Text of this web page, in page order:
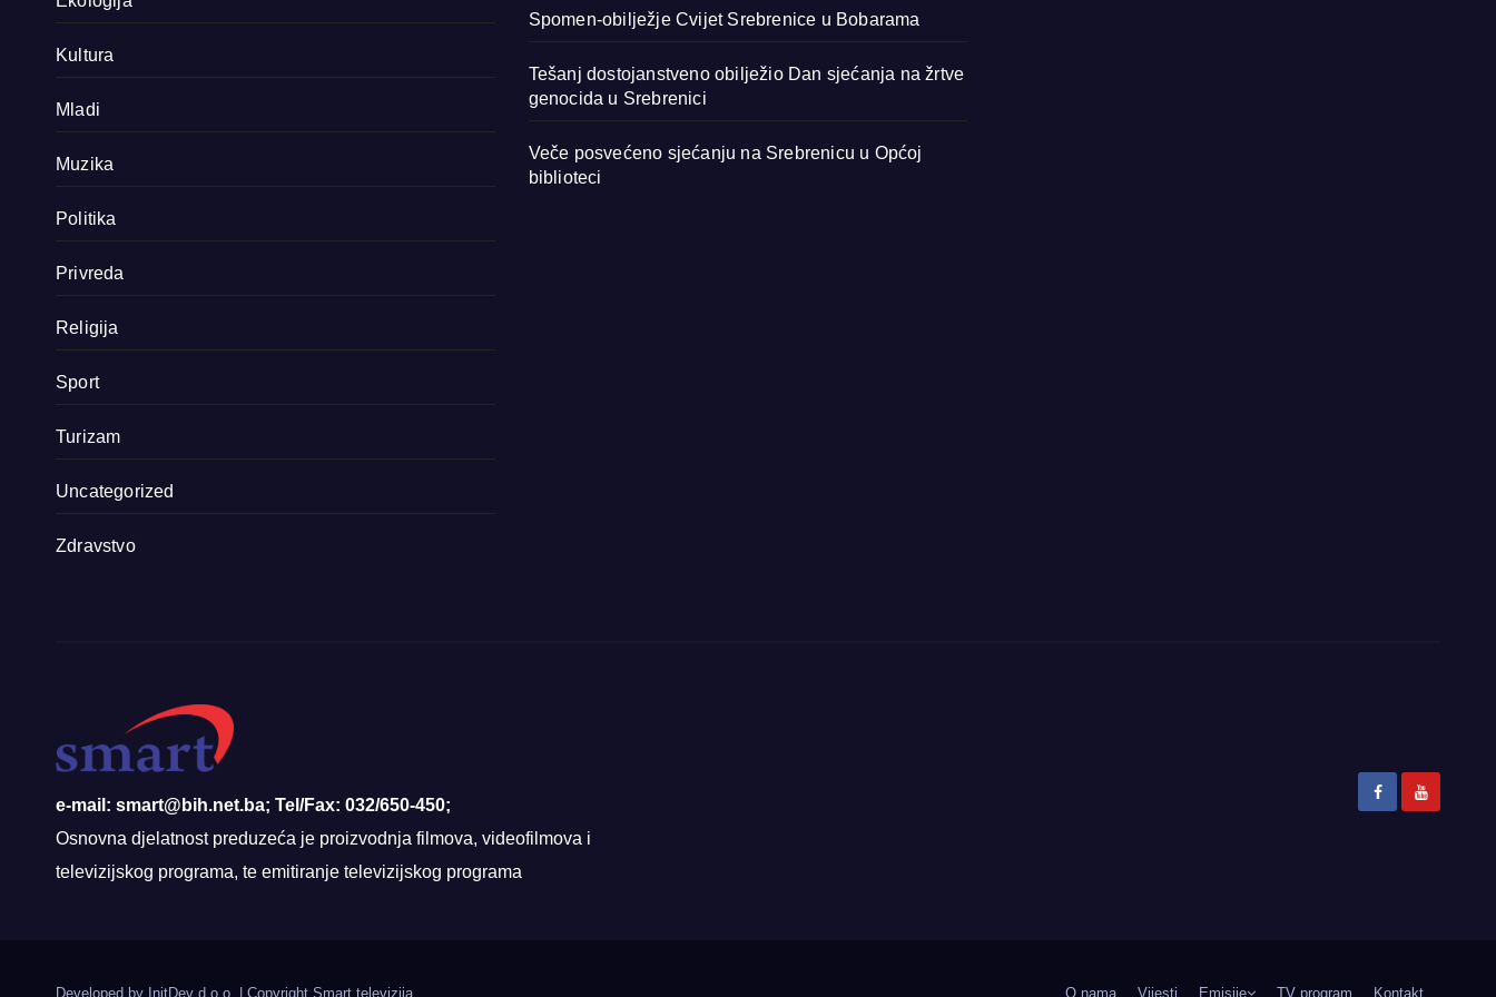
Kultura
Mladi
Muzika
Politika
Privreda
Religija
Sport
Turizam
Uncategorized
Zdravstvo
Spomen-obilježje Cvijet Srebrenice u Bobarama
Tešanj dostojanstveno obilježio Dan sjećanja na žrtve
genocida u Srebrenici
Veče posvećeno sjećanju na Srebrenicu u Općoj
biblioteci
e-mail: smart@bih.net.ba; Tel/Fax: 032/650-450;
Osnovna djelatnost preduzeća je proizvodnja filmova, videofilmova i
televizijskog programa, te emitiranje televizijskog programa
Developed by InitDev d.o.o. Copyright Smart televizija O nama Vijesti Emisije TV program Kontakt